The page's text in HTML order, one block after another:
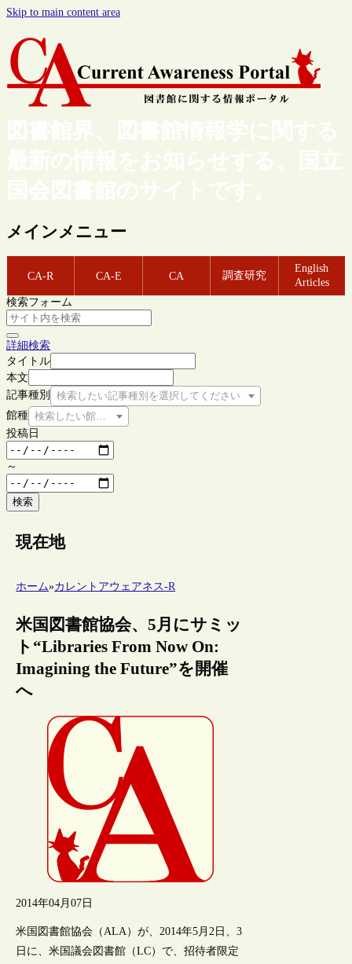
Skip to main content area
図書館界、図書館情報学に関する
最新の情報をお知らせする、国立
国会図書館のサイトです。
メインメニュー
CA-R CA-E CA 調査研究
English
Articles
検索フォーム
詳細検索
タイトル
本文
記事種別
検索したい記事種別を選択してください
館種 検索したい館種を選択してください
投稿日
～
検索
現在地
ホーム»カレントアウェアネス-R
米国図書館協会、5月にサミッ
ト“Libraries From Now On:
Imagining the Future”を開催
へ
2014年04月07日
米国図書館協会（ALA）が、2014年5月2日、3
日に、米国議会図書館（LC）で、招待者限定